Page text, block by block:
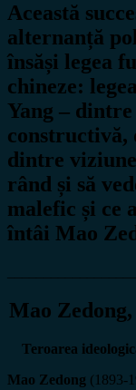
Această
alternanță
însăși legea
chineze:
Yang – dintre
constructivă,
dintre
rând și să
malefic și ce
întâi Mao
Mao
Teroarea
Mao Zedong (1893-